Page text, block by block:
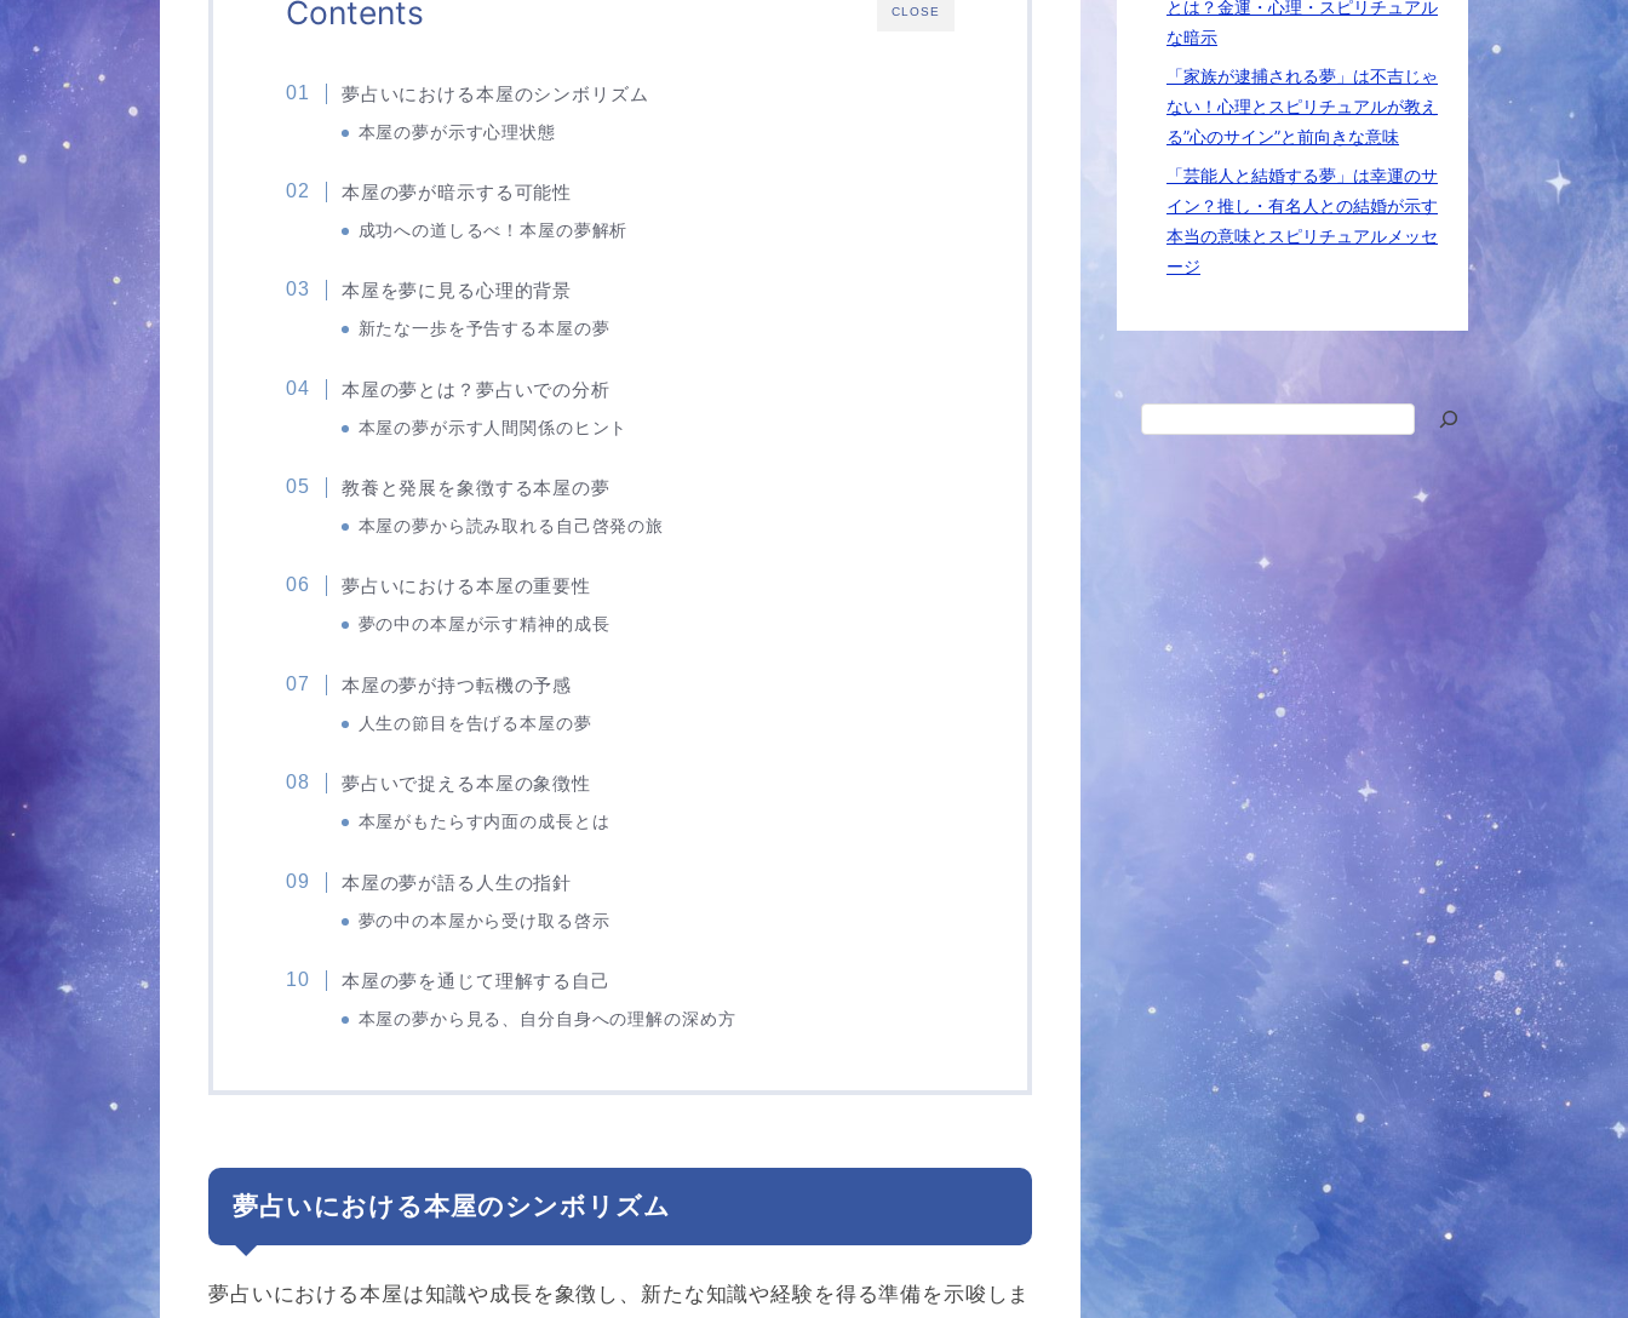
CLOSE
Contents
夢占いにおける本屋のシンボリズム
本屋の夢が示す心理状態
本屋の夢が暗示する可能性
成功への道しるべ！本屋の夢解析
本屋を夢に見る心理的背景
新たな一歩を予告する本屋の夢
本屋の夢とは？夢占いでの分析
本屋の夢が示す人間関係のヒント
教養と発展を象徴する本屋の夢
本屋の夢から読み取れる自己啓発の旅
夢占いにおける本屋の重要性
夢の中の本屋が示す精神的成長
本屋の夢が持つ転機の予感
人生の節目を告げる本屋の夢
夢占いで捉える本屋の象徴性
本屋がもたらす内面の成長とは
本屋の夢が語る人生の指針
夢の中の本屋から受け取る啓示
本屋の夢を通じて理解する自己
本屋の夢から見る、自分自身への理解の深め方
夢占いにおける本屋のシンボリズム
夢占いにおける本屋は知識や成長を象徴し、新たな知識や経験を得る準備を示唆しま
とは？金運・心理・スピリチュアル
な暗示
「家族が逮捕される夢」は不吉じゃ
ない！心理とスピリチュアルが教え
る”心のサイン”と前向きな意味
「芸能人と結婚する夢」は幸運のサ
イン？推し・有名人との結婚が示す
本当の意味とスピリチュアルメッセ
ージ